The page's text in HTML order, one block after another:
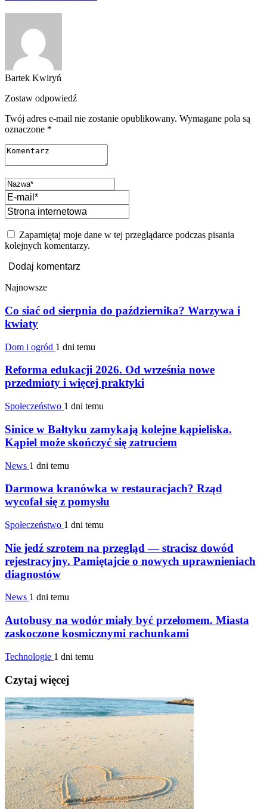
Bartek Kwiryń
Zostaw odpowiedź
Twój adres e-mail nie zostanie opublikowany. Wymagane pola są
oznaczone *
Zapamiętaj moje dane w tej przeglądarce podczas pisania
kolejnych komentarzy.
Najnowsze
Co siać od sierpnia do października? Warzywa i
kwiaty
Dom i ogród 1 dni temu
Reforma edukacji 2026. Od września nowe
przedmioty i więcej praktyki
Społeczeństwo 1 dni temu
Sinice w Bałtyku zamykają kolejne kąpieliska.
Kąpiel może skończyć się zatruciem
News 1 dni temu
Darmowa kranówka w restauracjach? Rząd
wycofał się z pomysłu
Społeczeństwo 1 dni temu
Nie jedź szrotem na przegląd — stracisz dowód
rejestracyjny. Pamiętajcie o nowych uprawnieniach
diagnostów
News 1 dni temu
Autobusy na wodór miały być przełomem. Miasta
zaskoczone kosmicznymi rachunkami
Technologie 1 dni temu
Czytaj więcej